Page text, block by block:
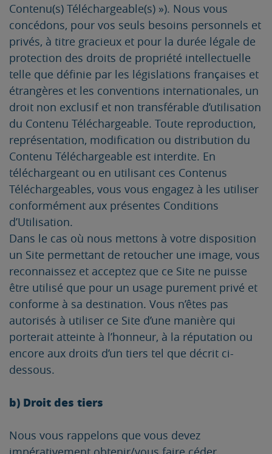
Contenu(s) Téléchargeable(s) »). Nous vous
concédons, pour vos seuls besoins personnels et
privés, à titre gracieux et pour la durée légale de
protection des droits de propriété intellectuelle
telle que définie par les législations françaises et
étrangères et les conventions internationales, un
droit non exclusif et non transférable d’utilisation
du Contenu Téléchargeable. Toute reproduction,
représentation, modification ou distribution du
Contenu Téléchargeable est interdite. En
téléchargeant ou en utilisant ces Contenus
Téléchargeables, vous vous engagez à les utiliser
conformément aux présentes Conditions
d’Utilisation.
Dans le cas où nous mettons à votre disposition
un Site permettant de retoucher une image, vous
reconnaissez et acceptez que ce Site ne puisse
être utilisé que pour un usage purement privé et
conforme à sa destination. Vous n’êtes pas
autorisés à utiliser ce Site d’une manière qui
porterait atteinte à l’honneur, à la réputation ou
encore aux droits d’un tiers tel que décrit ci-
dessous.
b) Droit des tiers
Nous vous rappelons que vous devez